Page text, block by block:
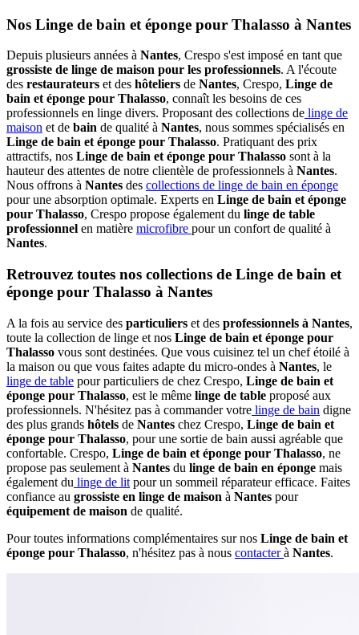
Nos Linge de bain et éponge pour Thalasso à Nantes
Depuis plusieurs années à Nantes, Crespo s'est imposé en tant que
grossiste de linge de maison pour les professionnels. A l'écoute
des restaurateurs et des hôteliers de Nantes, Crespo, Linge de
bain et éponge pour Thalasso, connaît les besoins de ces
professionnels en linge divers. Proposant des collections de linge de
maison et de bain de qualité à Nantes, nous sommes spécialisés en
Linge de bain et éponge pour Thalasso. Pratiquant des prix
attractifs, nos Linge de bain et éponge pour Thalasso sont à la
hauteur des attentes de notre clientèle de professionnels à Nantes.
Nous offrons à Nantes des collections de linge de bain en éponge
pour une absorption optimale. Experts en Linge de bain et éponge
pour Thalasso, Crespo propose également du linge de table
professionnel en matière microfibre pour un confort de qualité à
Nantes.
Retrouvez toutes nos collections de Linge de bain et
éponge pour Thalasso à Nantes
A la fois au service des particuliers et des professionnels à Nantes,
toute la collection de linge et nos Linge de bain et éponge pour
Thalasso vous sont destinées. Que vous cuisinez tel un chef étoilé à
la maison ou que vous faites adapte du micro-ondes à Nantes, le
linge de table pour particuliers de chez Crespo, Linge de bain et
éponge pour Thalasso, est le même linge de table proposé aux
professionnels. N'hésitez pas à commander votre linge de bain digne
des plus grands hôtels de Nantes chez Crespo, Linge de bain et
éponge pour Thalasso, pour une sortie de bain aussi agréable que
confortable. Crespo, Linge de bain et éponge pour Thalasso, ne
propose pas seulement à Nantes du linge de bain en éponge mais
également du linge de lit pour un sommeil réparateur efficace. Faites
confiance au grossiste en linge de maison à Nantes pour
équipement de maison de qualité.
Pour toutes informations complémentaires sur nos Linge de bain et
éponge pour Thalasso, n'hésitez pas à nous contacterà Nantes.